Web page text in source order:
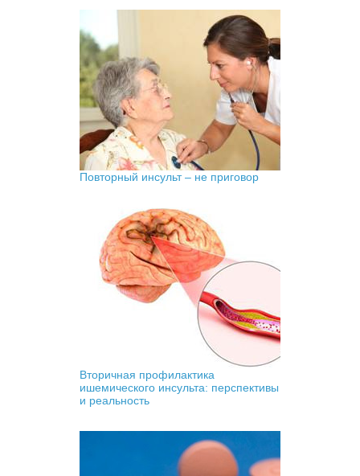
Повторный инсульт – не приговор
Вторичная профилактика
ишемического инсульта: перспективы
и реальность